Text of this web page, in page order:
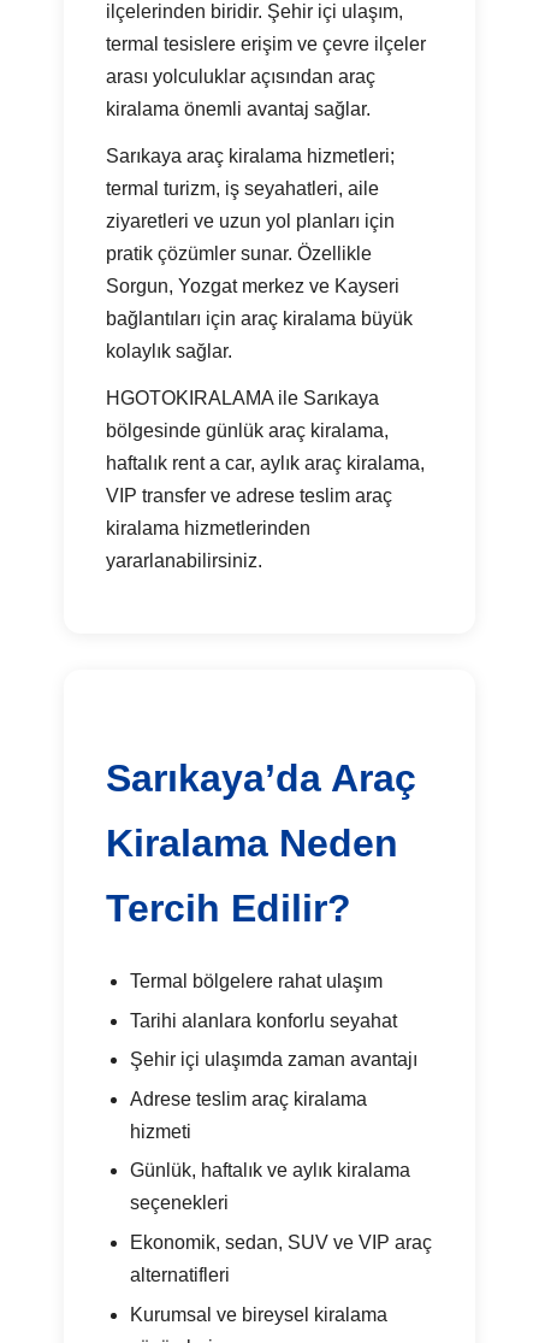
ilçelerinden biridir. Şehir içi ulaşım,
termal tesislere erişim ve çevre ilçeler
arası yolculuklar açısından araç
kiralama önemli avantaj sağlar.
Sarıkaya araç kiralama hizmetleri;
termal turizm, iş seyahatleri, aile
ziyaretleri ve uzun yol planları için
pratik çözümler sunar. Özellikle
Sorgun, Yozgat merkez ve Kayseri
bağlantıları için araç kiralama büyük
kolaylık sağlar.
HGOTOKIRALAMA ile Sarıkaya
bölgesinde günlük araç kiralama,
haftalık rent a car, aylık araç kiralama,
VIP transfer ve adrese teslim araç
kiralama hizmetlerinden
yararlanabilirsiniz.
Sarıkaya’da Araç
Kiralama Neden
Tercih Edilir?
Termal bölgelere rahat ulaşım
Tarihi alanlara konforlu seyahat
Şehir içi ulaşımda zaman avantajı
Adrese teslim araç kiralama
hizmeti
Günlük, haftalık ve aylık kiralama
seçenekleri
Ekonomik, sedan, SUV ve VIP araç
alternatifleri
Kurumsal ve bireysel kiralama